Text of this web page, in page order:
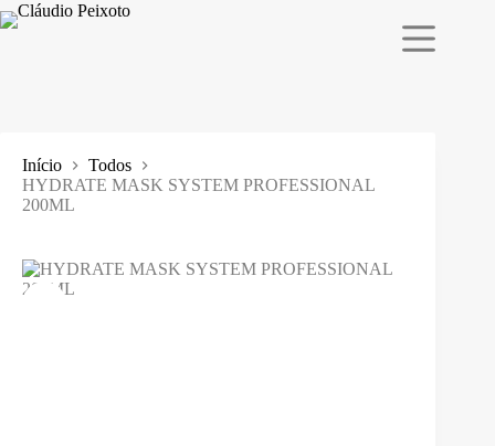
Pular
para
Início
Todos
HYDRATE MASK SYSTEM PROFESSIONAL
200ML